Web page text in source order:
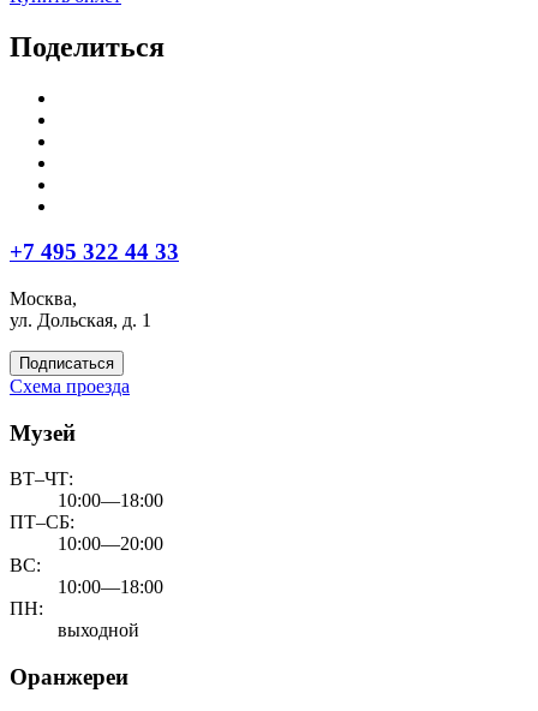
Поделиться
+7 495 322 44 33
Москва,
ул. Дольская, д. 1
Подписаться
Схема проезда
Музей
ВТ–ЧТ:
10:00—18:00
ПТ–СБ:
10:00—20:00
ВС:
10:00—18:00
ПН:
выходной
Оранжереи